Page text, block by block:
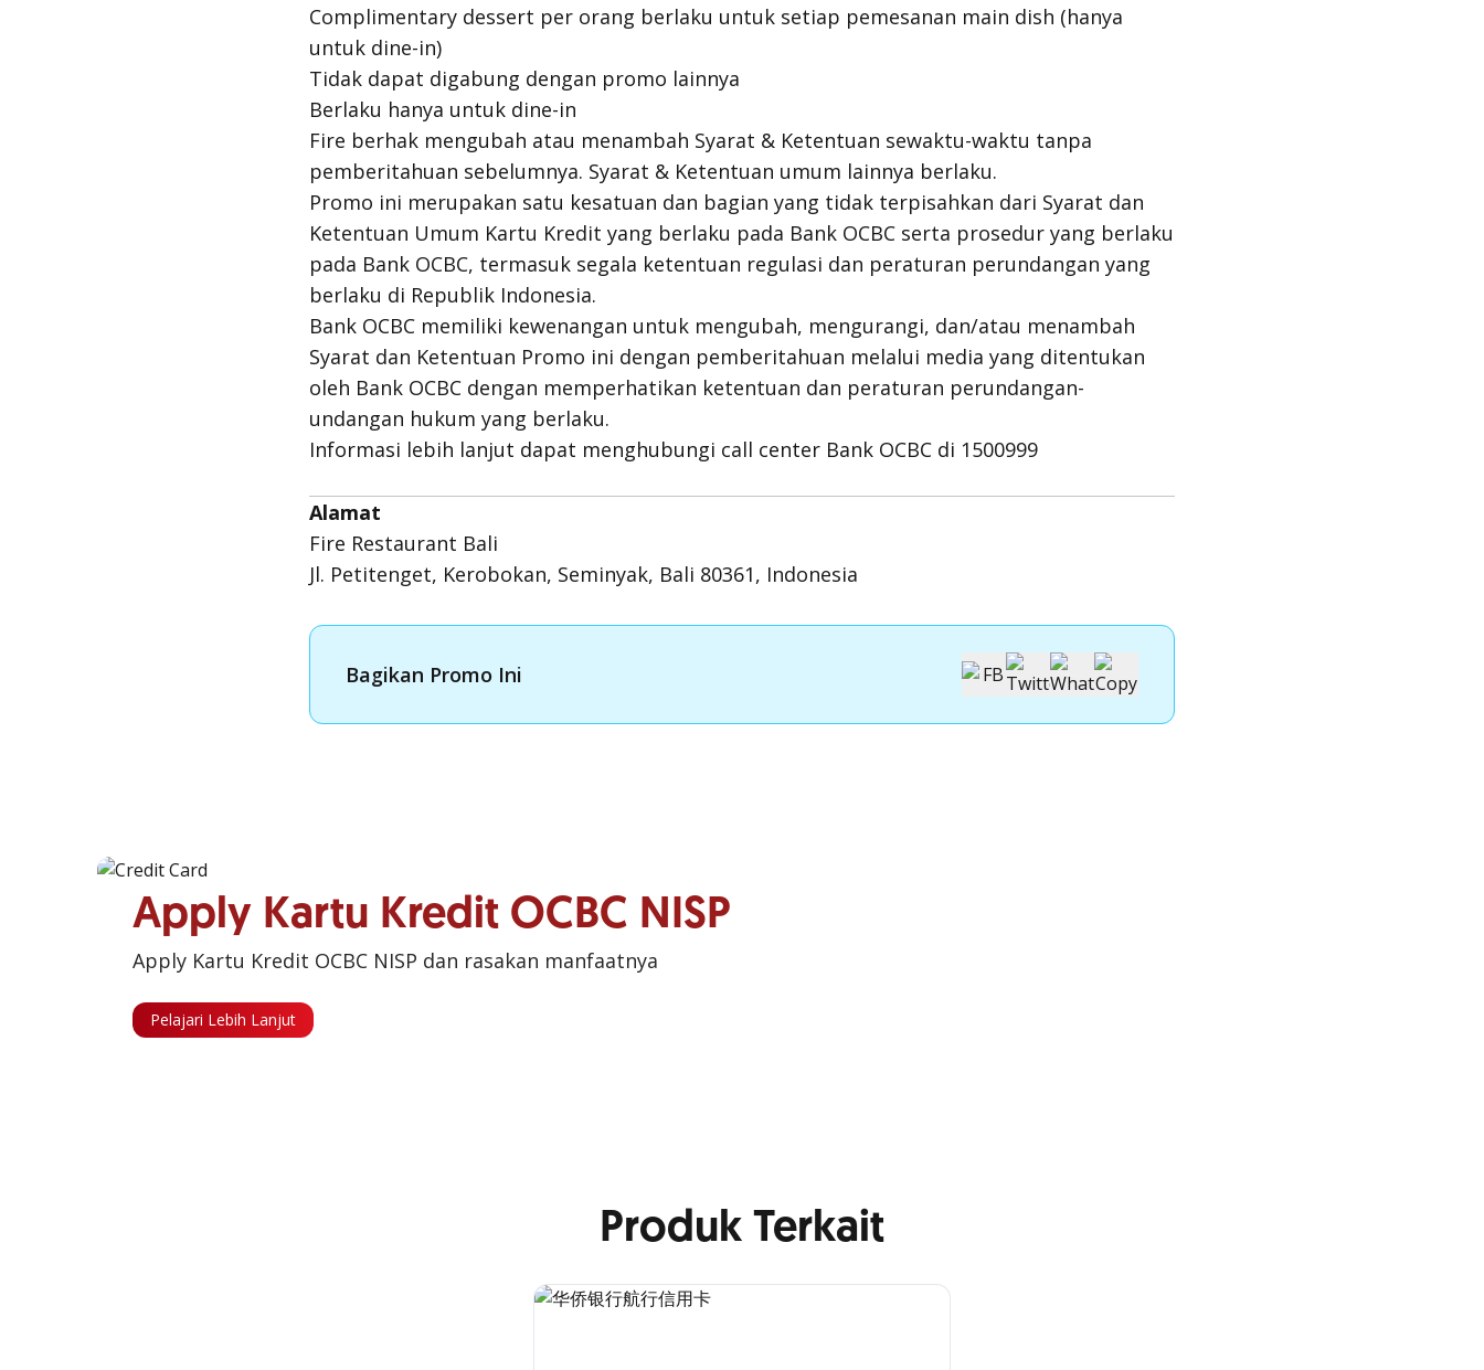
Complimentary dessert per orang berlaku untuk setiap pemesanan main dish (hanya
untuk dine-in)
Tidak dapat digabung dengan promo lainnya
Berlaku hanya untuk dine-in
Fire berhak mengubah atau menambah Syarat & Ketentuan sewaktu-waktu tanpa
pemberitahuan sebelumnya. Syarat & Ketentuan umum lainnya berlaku.
Promo ini merupakan satu kesatuan dan bagian yang tidak terpisahkan dari Syarat dan
Ketentuan Umum Kartu Kredit yang berlaku pada Bank OCBC serta prosedur yang berlaku
pada Bank OCBC, termasuk segala ketentuan regulasi dan peraturan perundangan yang
berlaku di Republik Indonesia.
Bank OCBC memiliki kewenangan untuk mengubah, mengurangi, dan/atau menambah
Syarat dan Ketentuan Promo ini dengan pemberitahuan melalui media yang ditentukan
oleh Bank OCBC dengan memperhatikan ketentuan dan peraturan perundangan-
undangan hukum yang berlaku.
Informasi lebih lanjut dapat menghubungi call center Bank OCBC di 1500999
Alamat
Fire Restaurant Bali
Jl. Petitenget, Kerobokan, Seminyak, Bali 80361, Indonesia
Bagikan Promo Ini
Apply Kartu Kredit OCBC NISP
Apply Kartu Kredit OCBC NISP dan rasakan manfaatnya
Pelajari Lebih Lanjut
Produk Terkait